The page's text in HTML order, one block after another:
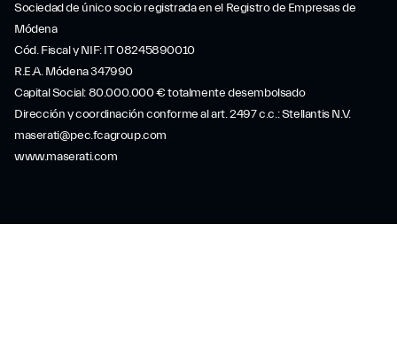
Sociedad de único socio registrada en el Registro de Empresas de
Módena
Cód. Fiscal y NIF: IT 08245890010
R.E.A. Módena 347990
Capital Social: 80.000.000 € totalmente desembolsado
Dirección y coordinación conforme al art. 2497 c.c.: Stellantis N.V.
maserati@pec.fcagroup.com
www.maserati.com